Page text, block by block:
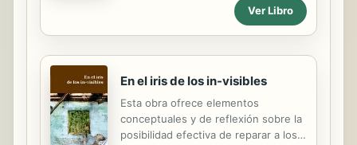
lógica de las acciones profesionales
unidas a la práctica docente en el
proceso de enseñanza y aprendizaje
de las Matemáticas; por ello
las finalidades, la propuesta de
tareas, la evaluación, la planificación
curricular, los procesos de
aprendizaje y la acción comunicativa.
Ver Libro
En el iris de los in-visibles
Esta obra ofrece elementos
conceptuales y de reflexión sobre la
posibilidad efectiva de reparar a los